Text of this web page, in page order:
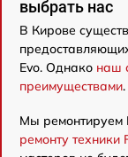
выбрать нас
В Кирове
Evo. Однако наш
преимуществами.
Мы ремонтируем
ремонту техники